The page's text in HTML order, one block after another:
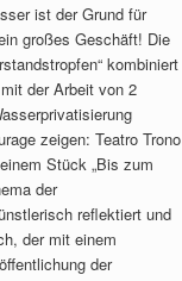
ist der Grund für
großes Geschäft! Die
kombiniert
der Arbeit von 2
zeigen: Teatro Trono
Stück „Bis zum
der
reflektiert und
der mit einem
der